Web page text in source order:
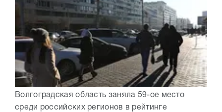
Волгоградская область заняла 59-ое место
среди российских регионов в рейтинге